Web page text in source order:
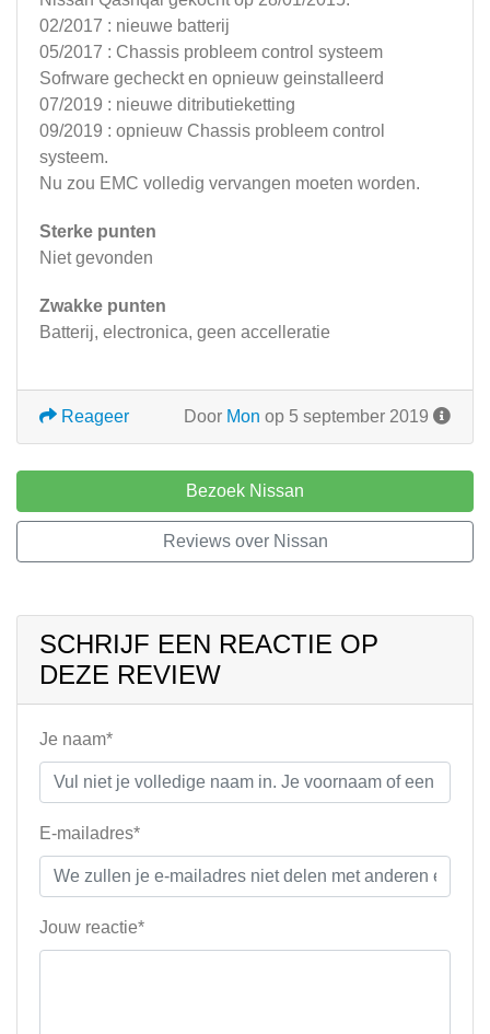
02/2017 : nieuwe batterij
05/2017 : Chassis probleem control systeem
Sofrware gecheckt en opnieuw geinstalleerd
07/2019 : nieuwe ditributieketting
09/2019 : opnieuw Chassis probleem control
systeem.
Nu zou EMC volledig vervangen moeten worden.
Sterke punten
Niet gevonden
Zwakke punten
Batterij, electronica, geen accelleratie
Door Mon op 5 september 2019
Reageer
Bezoek Nissan
Reviews over Nissan
SCHRIJF EEN REACTIE OP
DEZE REVIEW
Je naam*
E-mailadres*
Jouw reactie*